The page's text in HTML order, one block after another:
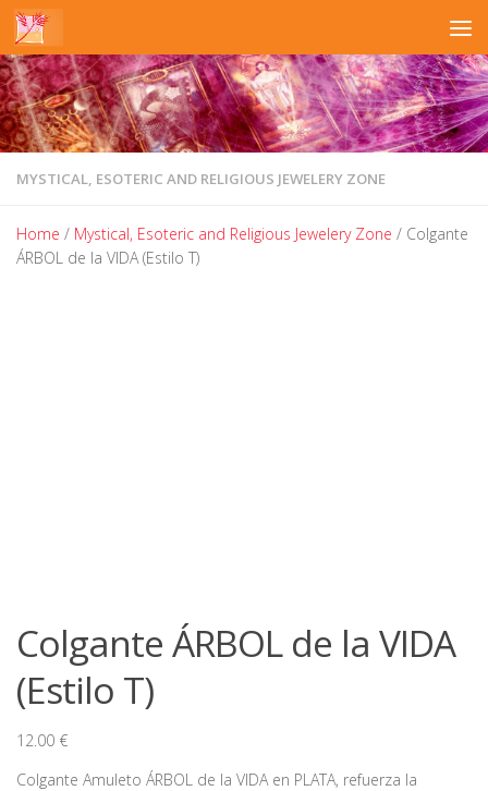
Skip to content
MYSTICAL, ESOTERIC AND RELIGIOUS JEWELERY ZONE
Home / Mystical, Esoteric and Religious Jewelery Zone / Colgante
ÁRBOL de la VIDA (Estilo T)
Colgante ÁRBOL de la VIDA
(Estilo T)
12.00 €
Colgante Amuleto ÁRBOL de la VIDA en PLATA, refuerza la